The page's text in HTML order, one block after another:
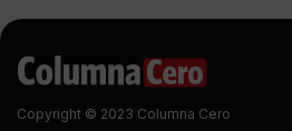
Copyright © 2023 Columna Cero